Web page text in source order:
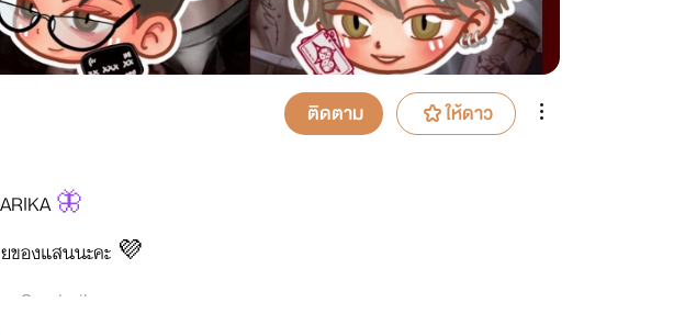
ติดตาม ให้ดาว
🦋
ของแสนนะคะ 💜
Sandarika